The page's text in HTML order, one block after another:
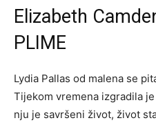
Elizabeth
PLIME
Lydia Pallas od malena se
Tijekom vremena izgradila
nju je savršeni život, život